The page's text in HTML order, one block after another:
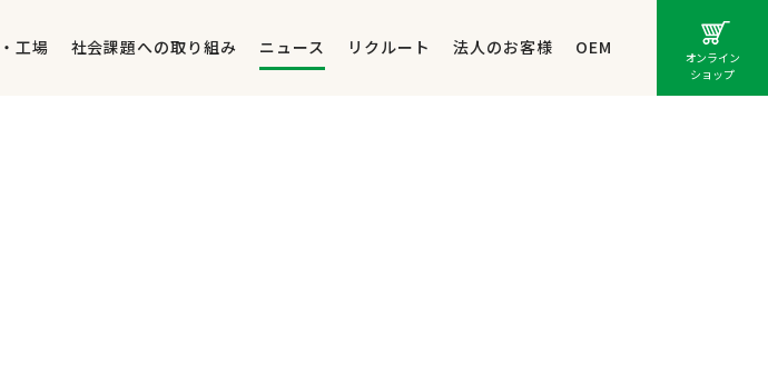
工場 社会課題への取り組み ニュース リクルート 法人のお客様 OEM
オンライン
ショップ